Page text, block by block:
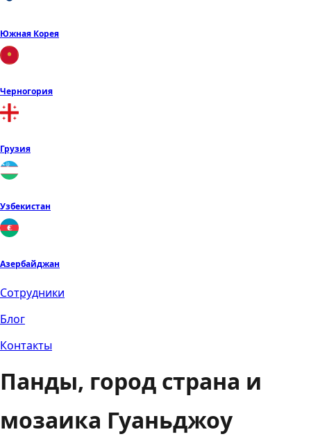
Южная Корея
Черногория
Грузия
Узбекистан
Азербайджан
Cотрудники
Блог
Контакты
Панды, город страна и
мозаика Гуаньджоу